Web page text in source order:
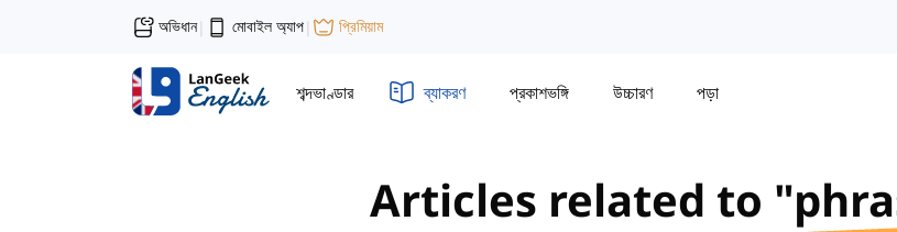
অভিধান| মোবাইল অ্যাপ| প্রিমিয়াম
শব্দভাণ্ডার ব্যাকরণ প্রকাশভঙ্গি উচ্চারণ পড়া
Articles related to